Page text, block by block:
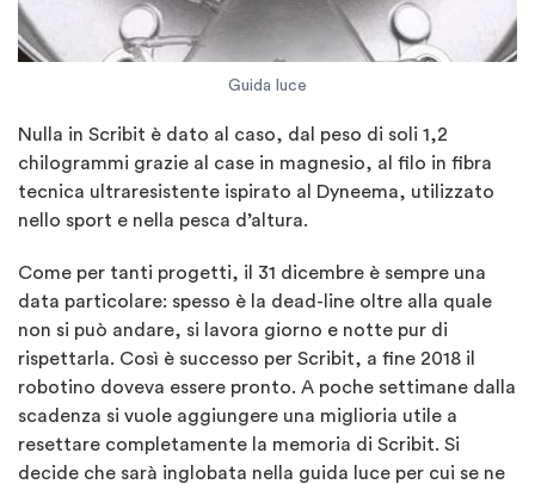
Guida luce
Nulla in Scribit è dato al caso, dal peso di soli 1,2
chilogrammi grazie al case in magnesio, al filo in fibra
tecnica ultraresistente ispirato al Dyneema, utilizzato
nello sport e nella pesca d’altura.
Come per tanti progetti, il 31 dicembre è sempre una
data particolare: spesso è la dead-line oltre alla quale
non si può andare, si lavora giorno e notte pur di
rispettarla. Così è successo per Scribit, a fine 2018 il
robotino doveva essere pronto. A poche settimane dalla
scadenza si vuole aggiungere una miglioria utile a
resettare completamente la memoria di Scribit. Si
decide che sarà inglobata nella guida luce per cui se ne